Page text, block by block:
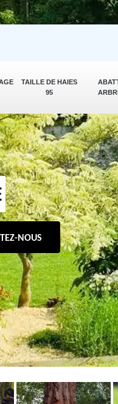
TAILLE DE HAIES
95
NOUS